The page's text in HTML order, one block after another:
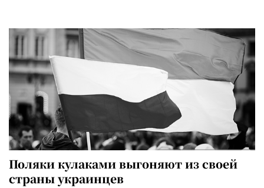
Поляки кулаками выгоняют из своей
страны украинцев